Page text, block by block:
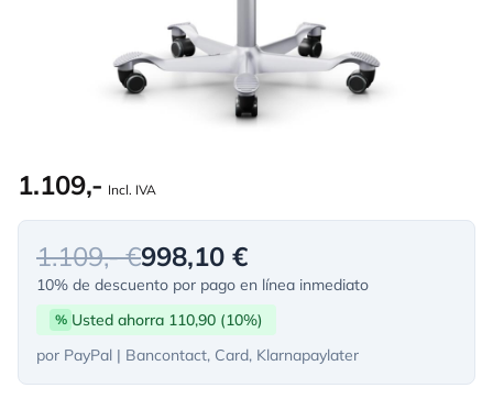
1.109,- Incl. IVA
1.109,- €998,10 €
10% de descuento por pago en línea inmediato
% Usted ahorra 110,90 (10%)
por PayPal | Bancontact, Card, Klarnapaylater